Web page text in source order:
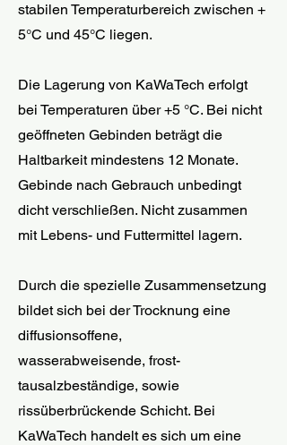
stabilen Temperaturbereich zwischen +
5°C und 45°C liegen.
Die Lagerung von KaWaTech erfolgt
bei Temperaturen über +5 °C. Bei nicht
geöffneten Gebinden beträgt die
Haltbarkeit mindestens 12 Monate.
Gebinde nach Gebrauch unbedingt
dicht verschließen. Nicht zusammen
mit Lebens- und Futtermittel lagern.
Durch die spezielle Zusammensetzung
bildet sich bei der Trocknung eine
diffusionsoffene,
wasserabweisende, frost-
tausalzbeständige, sowie
rissüberbrückende Schicht. Bei
KaWaTech handelt es sich um eine